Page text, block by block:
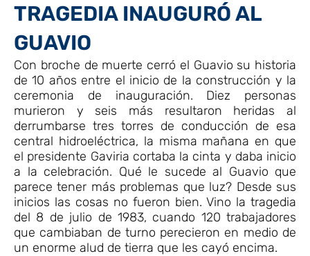
TRAGEDIA INAUGURÓ AL
GUAVIO
Con broche de muerte cerró el Guavio su historia
de 10 años entre el inicio de la construcción y la
ceremonia de inauguración. Diez personas
murieron y seis más resultaron heridas al
derrumbarse tres torres de conducción de esa
central hidroeléctrica, la misma mañana en que
el presidente Gaviria cortaba la cinta y daba inicio
a la celebración. Qué le sucede al Guavio que
parece tener más problemas que luz? Desde sus
inicios las cosas no fueron bien. Vino la tragedia
del 8 de julio de 1983, cuando 120 trabajadores
que cambiaban de turno perecieron en medio de
un enorme alud de tierra que les cayó encima.